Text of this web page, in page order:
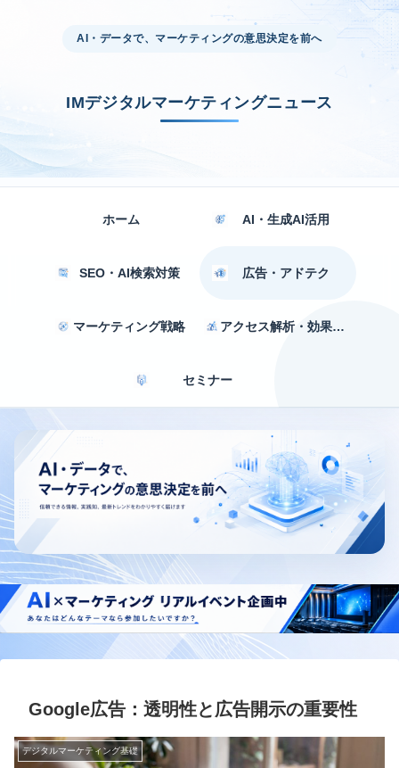
AI・データで、マーケティングの意思決定を前へ
IMデジタルマーケティングニュース
ホーム AI・生成AI活用
SEO・AI検索対策 広告・アドテク
マーケティング戦略 アクセス解析・効果測定
セミナー
Google広告：透明性と広告開示の重要性
デジタルマーケティング基礎